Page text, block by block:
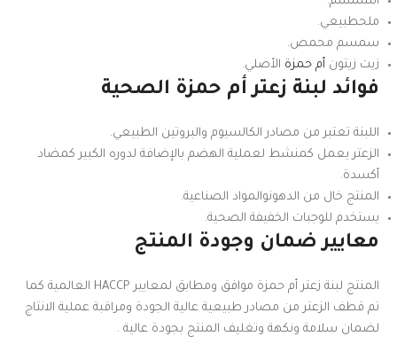
ملحطبيعي.
سمسم محمص.
زيت زيتون أم حمزة الأصلي.
فوائد لبنة زعتر أم حمزة الصحية
اللبنة تعتبر من مصادر الكالسيوم والبروتين الطبيعي.
الزعتر يعمل كمنشط لعملية الهضم بالإضافة لدوره الكبير كمضاد
أكسدة.
المنتج خال من الدهونوالمواد الصناعية.
يستخدم للوجبات الخفيفة الصحية.
معايير ضمان وجودة المنتج
المنتج لبنة زعتر أم حمزة موافق ومطابق لمعايير HACCP العالمية كما
تم قطف الزعتر من مصادر طبيعية عالية الجودة ومراقبة عملية الانتاج
لضمان سلامة ونكهة وتغليف المنتج بجودة عالية .